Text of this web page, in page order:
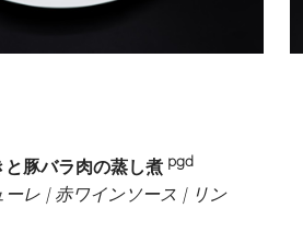
豚バラ肉の蒸し煮 pgd
ーレ | 赤ワインソース | リン